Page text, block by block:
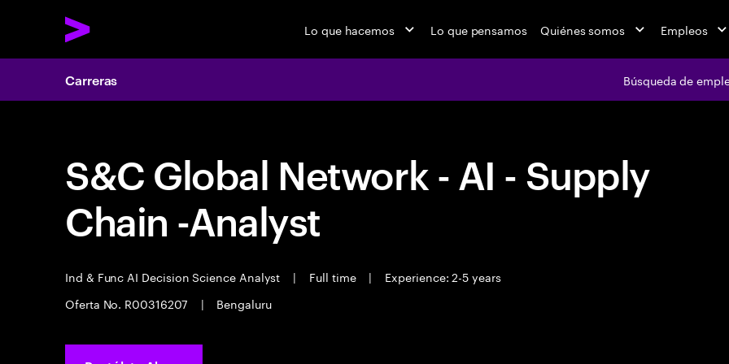
Lo que hacemos Lo que pensamos Quiénes somos Empleos
Carreras Búsqueda de
S&C Global Network - AI - Supply
Chain -Analyst
Ind & Func AI Decision Science Analyst | Full time |
Experience: 2-5 years
Oferta No. R00316207
| Bengaluru